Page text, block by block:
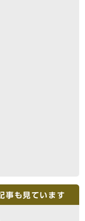
事も見ています